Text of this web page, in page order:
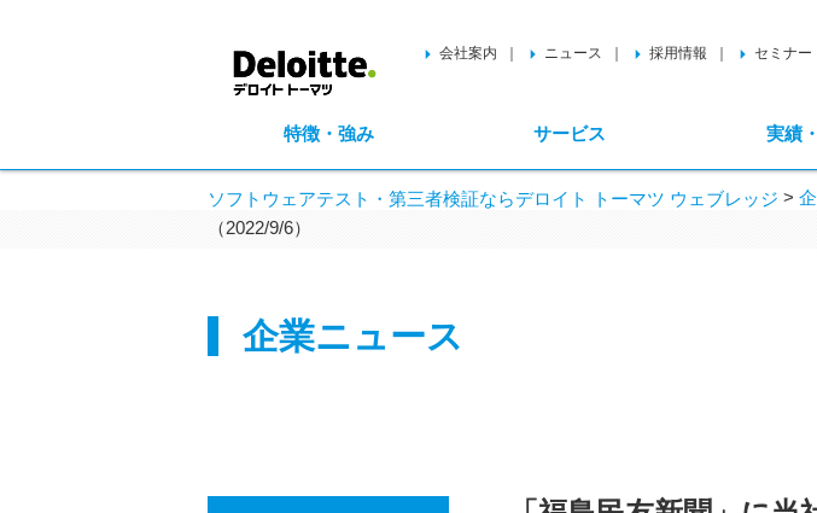
会社案内 ニュース 採用情報 セミナー
特徴・強み サービス 実績
ソフトウェアテスト・第三者検証ならデロイト トーマツ ウェブレッジ >
（2022/9/6）
企業ニュース